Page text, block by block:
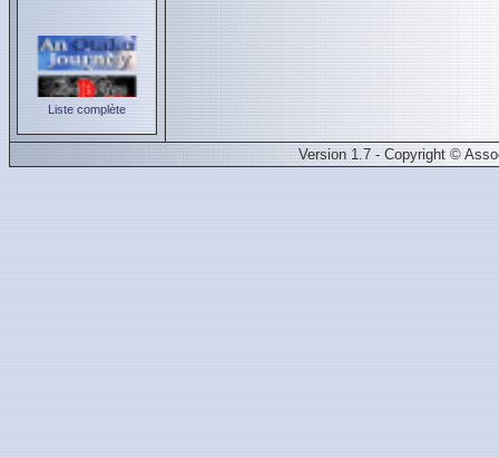
Liste complète
Version 1.7 - Copyright ©